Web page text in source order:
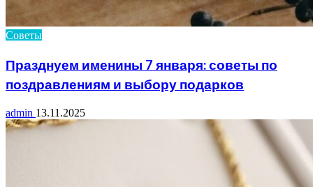
Советы
Празднуем именины 7 января: советы по
поздравлениям и выбору подарков
admin 13.11.2025